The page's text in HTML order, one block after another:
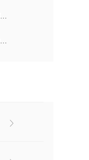
云南基督教神学院举行2026届毕业典礼
基督教全国两会本届基督教中国化推进委员会在成都召开专题编写工作会议